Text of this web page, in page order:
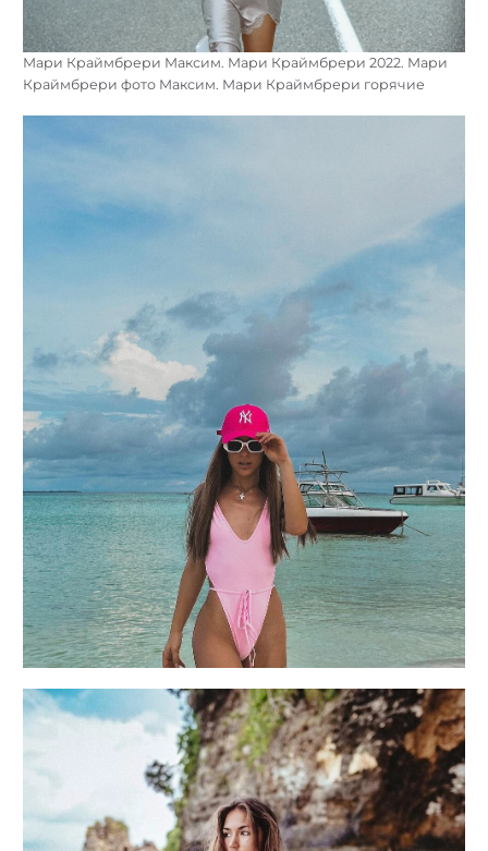
Мари Краймбрери Максим. Мари Краймбрери 2022. Мари
Краймбрери фото Максим. Мари Краймбрери горячие